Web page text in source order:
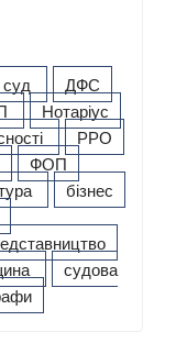
ДФС
Нотаріус
РРО
ФОП
бізнес
судова